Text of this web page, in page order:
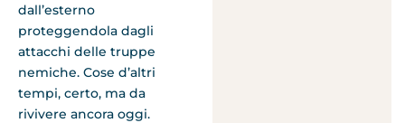
dall’esterno
proteggendola dagli
attacchi delle truppe
nemiche. Cose d’altri
tempi, certo, ma da
rivivere ancora oggi.